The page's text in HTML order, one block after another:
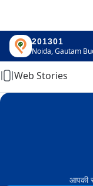
201301
Home
Web Stories
आपकी